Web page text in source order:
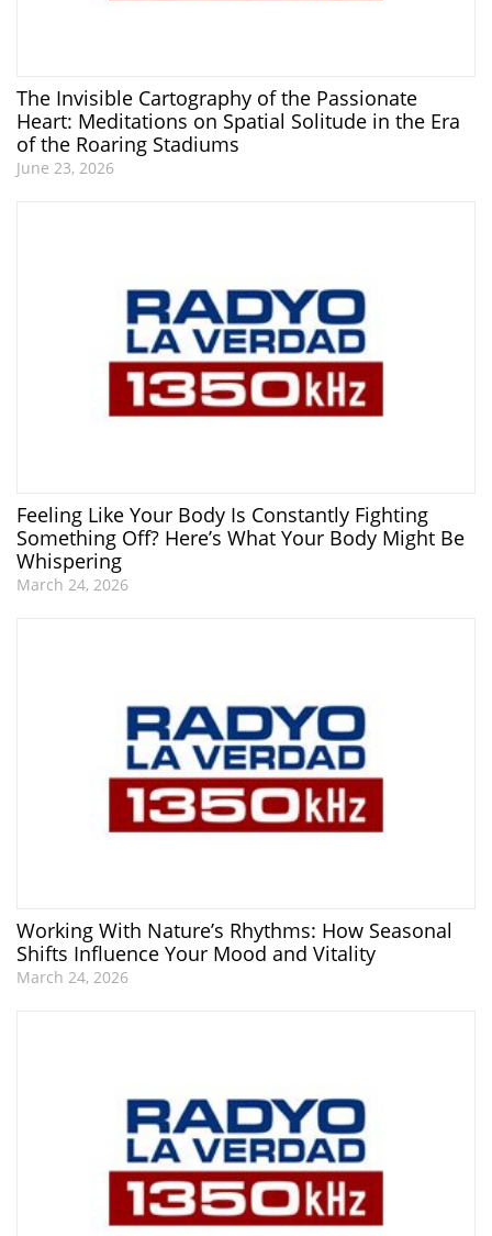
The Invisible Cartography of the Passionate
Heart: Meditations on Spatial Solitude in the Era
of the Roaring Stadiums
June 23, 2026
Feeling Like Your Body Is Constantly Fighting
Something Off? Here’s What Your Body Might Be
Whispering
March 24, 2026
Working With Nature’s Rhythms: How Seasonal
Shifts Influence Your Mood and Vitality
March 24, 2026